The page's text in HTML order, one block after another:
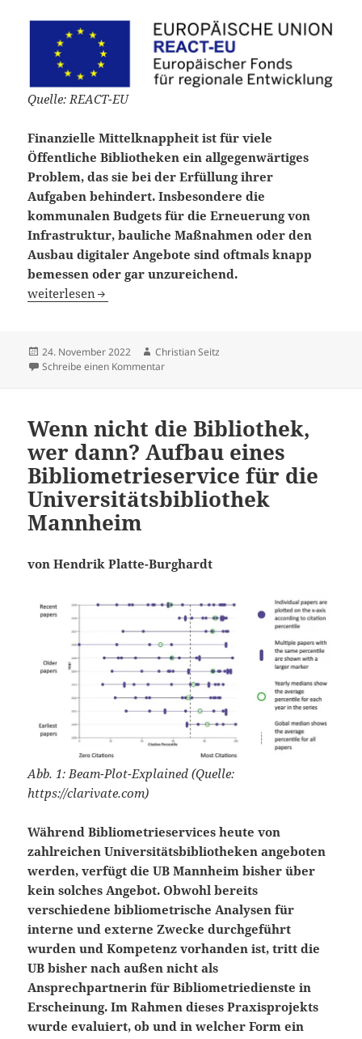
Quelle: REACT-EU
Finanzielle Mittelknappheit ist für viele
Öffentliche Bibliotheken ein allgegenwärtiges
Problem, das sie bei der Erfüllung ihrer
Aufgaben behindert. Insbesondere die
kommunalen Budgets für die Erneuerung von
Infrastruktur, bauliche Maßnahmen oder den
Ausbau digitaler Angebote sind oftmals knapp
bemessen oder gar unzureichend.
Mittels Förderprogrammen die Digitalisierung
weiterlesen
Veröffentlicht
am
24. November 2022 Autor
Christian Seitz
Schreibe einen Kommentarzu Mittels Förderprogrammen die
Wenn nicht die Bibliothek,
wer dann? Aufbau eines
Bibliometrieservice für die
Universitätsbibliothek
Mannheim
von Hendrik Platte-Burghardt
Abb. 1: Beam-Plot-Explained (Quelle:
https://clarivate.com)
Während Bibliometrieservices heute von
zahlreichen Universitätsbibliotheken angeboten
werden, verfügt die UB Mannheim bisher über
kein solches Angebot. Obwohl bereits
verschiedene bibliometrische Analysen für
interne und externe Zwecke durchgeführt
wurden und Kompetenz vorhanden ist, tritt die
UB bisher nach außen nicht als
Ansprechpartnerin für Bibliometriedienste in
Erscheinung. Im Rahmen dieses Praxisprojekts
wurde evaluiert, ob und in welcher Form ein